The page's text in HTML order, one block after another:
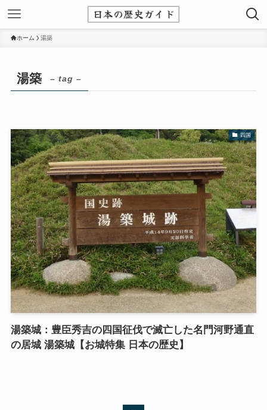
ホーム 湯築
湯築 – tag –
四国
湯築城：豊臣秀吉の四国征伐で滅亡した名門河野通直
の居城 湯築城【お城特集 日本の歴史】